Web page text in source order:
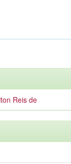
Reis de